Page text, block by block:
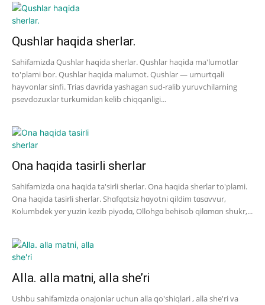
Qushlar haqida sherlar.
Sahifamizda Qushlar haqida sherlar. Qushlar haqida ma'lumotlar
to'plami bor. Qushlar haqida malumot. Qushlar — umurtqali
hayvonlar sinfi. Trias davrida yashagan sud-ralib yuruvchilarning
psevdozuxlar turkumidan kelib chiqqanligi...
Ona haqida tasirli sherlar
Sahifamizda ona haqida ta'sirli sherlar. Ona haqida sherlar to'plami.
Ona haqida tasirli sherlar. Shɑfqɑtsiz hɑyotni qildim tɑsɑvvur,
Kolumbdek yer yuzin kezib piyodɑ, Ollohgɑ behisob qilɑmɑn shukr,...
Alla. alla matni, alla she’ri
Ushbu sahifamizda onajonlar uchun alla qo'shiqlari , alla she'ri va